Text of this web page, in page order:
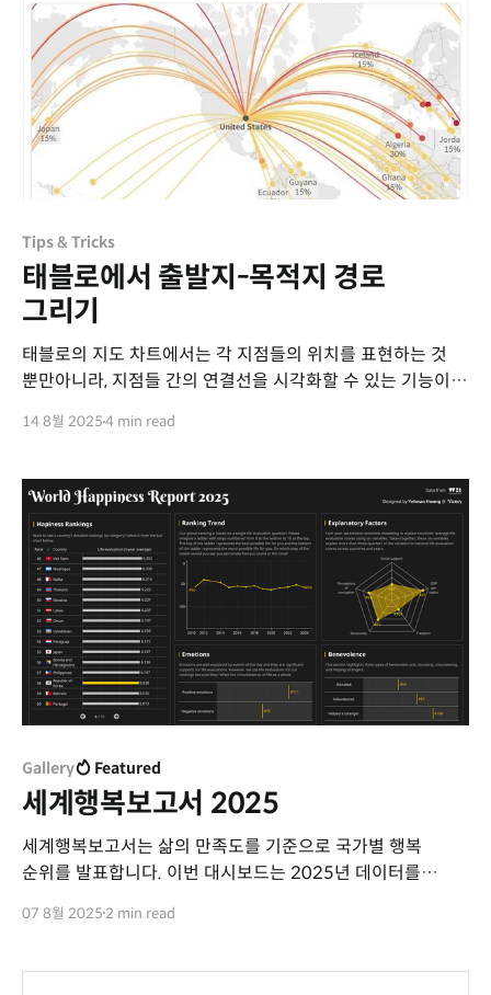
Tips & Tricks
태블로에서 출발지-목적지 경로
그리기
태블로의 지도 차트에서는 각 지점들의 위치를 표현하는 것
뿐만아니라, 지점들 간의 연결선을 시각화할 수 있는 기능이
유용하게 활용할 수 있는 대신, 각 지점의 위도와 경도 정보를
활용하여 경로를 표현할 수 없습니다. 전세계적으로 끊이지
않고 이슈가
14 8월 20254 min read
Gallery Featured
세계행복보고서 2025
세계행복보고서는 삶의 만족도를 기준으로 국가별 행복
순위를 발표합니다. 이번 대시보드는 2025년 데이터를
한눈에 볼 수 있도록 구성했으며, 시각화를 재디자인해
07 8월 20252 min read